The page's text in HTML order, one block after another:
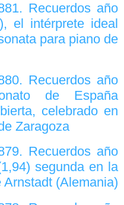
Recuerdos año
el intérprete ideal
para piano de
Recuerdos año
de España
celebrado en
Zaragoza
Recuerdos año
segunda en la
(Alemania)